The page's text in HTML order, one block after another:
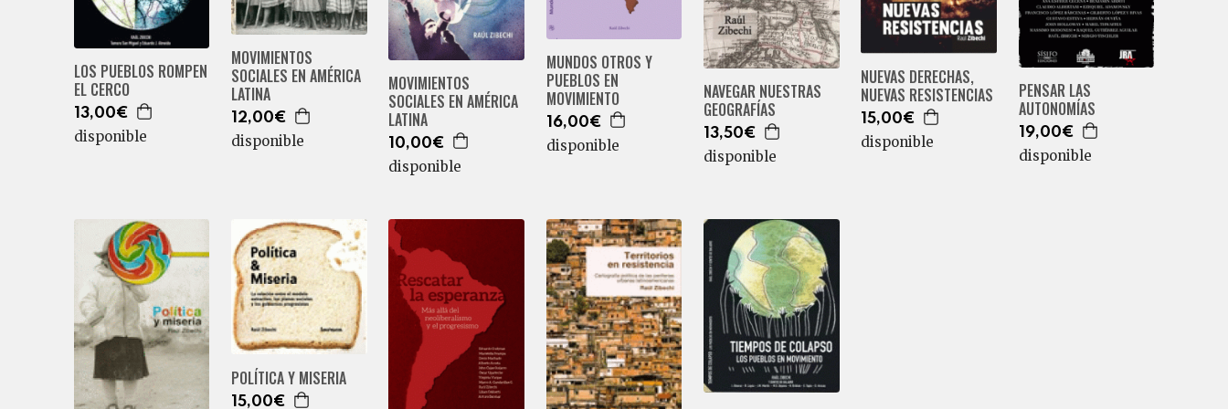
LOS PUEBLOS ROMPEN
EL CERCO
13,00€
disponible
MOVIMIENTOS
SOCIALES EN AMÉRICA
LATINA
12,00€
disponible
MOVIMIENTOS
SOCIALES EN AMÉRICA
LATINA
10,00€
disponible
MUNDOS OTROS Y
PUEBLOS EN
MOVIMIENTO
16,00€
disponible
NAVEGAR NUESTRAS
GEOGRAFÍAS
13,50€
disponible
NUEVAS DERECHAS,
NUEVAS RESISTENCIAS
15,00€
disponible
PENSAR LAS
AUTONOMÍAS
19,00€
disponible
POLÍTICA Y MISERIA
15,00€